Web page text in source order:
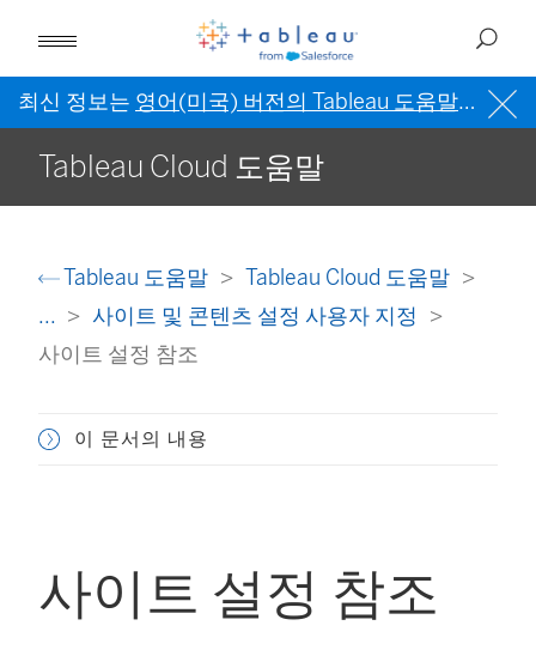
최신 정보는 영어(미국) 버전의 Tableau 도움말을 참조
Tableau Cloud 도움말
Tableau 도움말
Tableau Cloud 도움말
...
사이트 및 콘텐츠 설정 사용자 지정
사이트 설정 참조
이 문서의 내용
사이트 설정 참조